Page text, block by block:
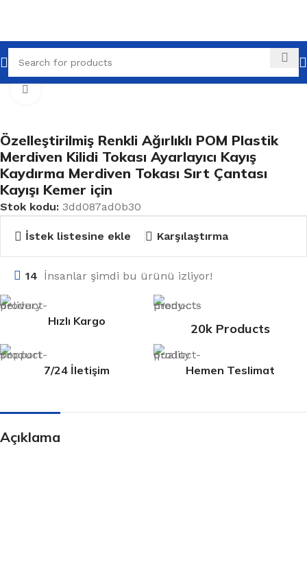
Ana Sayfa Tüm Ürünler
Özelleştirilmiş Renkli Ağırlıklı POM Plastik
Merdiven Kilidi Tokası Ayarlayıcı Kayış
Kaydırma Merdiven Tokası Sırt Çantası
Kayışı Kemer için
Stok kodu: 3dd087ad0b30
İstek listesine ekle Karşılaştırma
14 İnsanlar şimdi bu ürünü izliyor!
Hızlı Kargo 20k Products
7/24 İletişim Hemen Teslimat
Açıklama